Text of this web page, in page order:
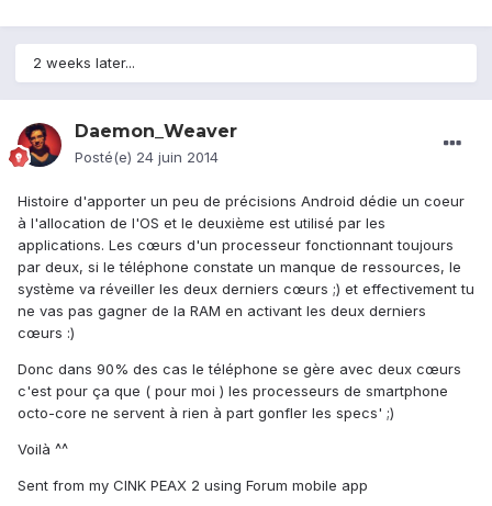
2 weeks later...
Daemon_Weaver
Posté(e) 24 juin 2014
Histoire d'apporter un peu de précisions Android dédie un coeur
à l'allocation de l'OS et le deuxième est utilisé par les
applications. Les cœurs d'un processeur fonctionnant toujours
par deux, si le téléphone constate un manque de ressources, le
système va réveiller les deux derniers cœurs ;) et effectivement tu
ne vas pas gagner de la RAM en activant les deux derniers
cœurs :)
Donc dans 90% des cas le téléphone se gère avec deux cœurs
c'est pour ça que ( pour moi ) les processeurs de smartphone
octo-core ne servent à rien à part gonfler les specs' ;)
Voilà ^^
Sent from my CINK PEAX 2 using Forum mobile app